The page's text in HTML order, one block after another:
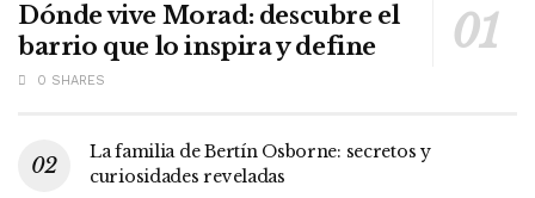
Dónde vive Morad: descubre el
barrio que lo inspira y define
0 SHARES
La familia de Bertín Osborne: secretos y
curiosidades reveladas